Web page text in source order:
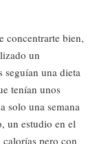
concentrarte bien,
un
seguían una dieta
tenían unos
solo una semana
un estudio en el
pero con